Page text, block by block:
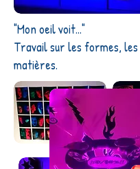
"Mon oeil voit..."
Travail sur les formes,
matières.